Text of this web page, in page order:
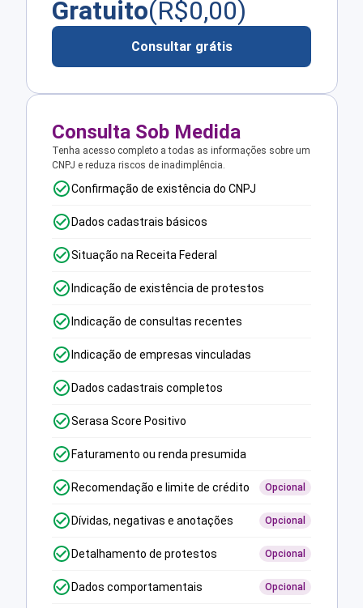
Gratuito(R$0,00)
Consultar grátis
Consulta Sob Medida
Tenha acesso completo a todas as informações sobre um
CNPJ e reduza riscos de inadimplência.
Confirmação de existência do CNPJ
Dados cadastrais básicos
Situação na Receita Federal
Indicação de existência de protestos
Indicação de consultas recentes
Indicação de empresas vinculadas
Dados cadastrais completos
Serasa Score Positivo
Faturamento ou renda presumida
Recomendação e limite de crédito Opcional
Dívidas, negativas e anotações Opcional
Detalhamento de protestos Opcional
Dados comportamentais Opcional